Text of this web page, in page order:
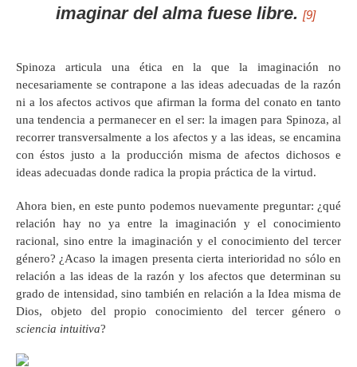
imaginar del alma fuese libre. [9]
Spinoza articula una ética en la que la imaginación no
necesariamente se contrapone a las ideas adecuadas de la razón
ni a los afectos activos que afirman la forma del conato en tanto
una tendencia a permanecer en el ser: la imagen para Spinoza, al
recorrer transversalmente a los afectos y a las ideas, se encamina
con éstos justo a la producción misma de afectos dichosos e
ideas adecuadas donde radica la propia práctica de la virtud.
Ahora bien, en este punto podemos nuevamente preguntar: ¿qué
relación hay no ya entre la imaginación y el conocimiento
racional, sino entre la imaginación y el conocimiento del tercer
género? ¿Acaso la imagen presenta cierta interioridad no sólo en
relación a las ideas de la razón y los afectos que determinan su
grado de intensidad, sino también en relación a la Idea misma de
Dios, objeto del propio conocimiento del tercer género o
sciencia intuitiva?